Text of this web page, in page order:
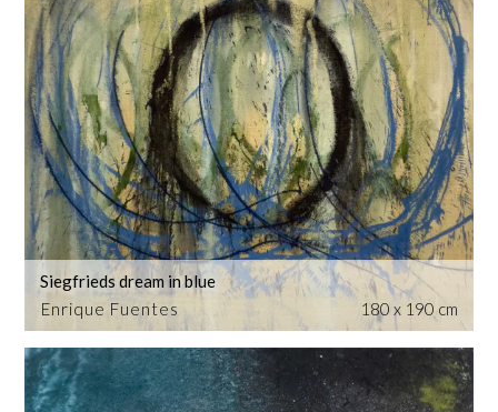
Enrique Fuentes
Siegfrieds dream in blue
180 x 190 cm